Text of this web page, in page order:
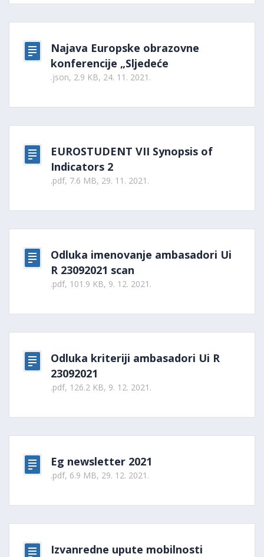
Najava Europske obrazovne
konferencije „Sljedeće
.json, 2.9 KB, 24. 11. 2021.
EUROSTUDENT VII Synopsis of
Indicators 2
.pdf, 7.6 MB, 29. 11. 2021.
Odluka imenovanje ambasadori Ui
R 23092021 scan
.pdf, 101.9 KB, 9. 12. 2021.
Odluka kriteriji ambasadori Ui R
23092021
.pdf, 126.2 KB, 9. 12. 2021.
Eg newsletter 2021
.pdf, 6.9 MB, 29. 12. 2021.
Izvanredne upute mobilnosti